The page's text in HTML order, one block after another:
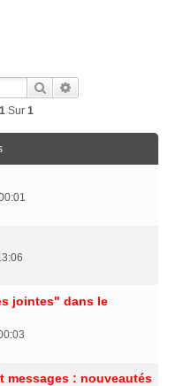
Rechercher
1 Sur 1
jointes" dans le
messages : nouveautés